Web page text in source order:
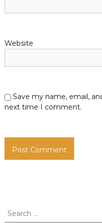
Website
Save my name, email,
next time I comment.
S